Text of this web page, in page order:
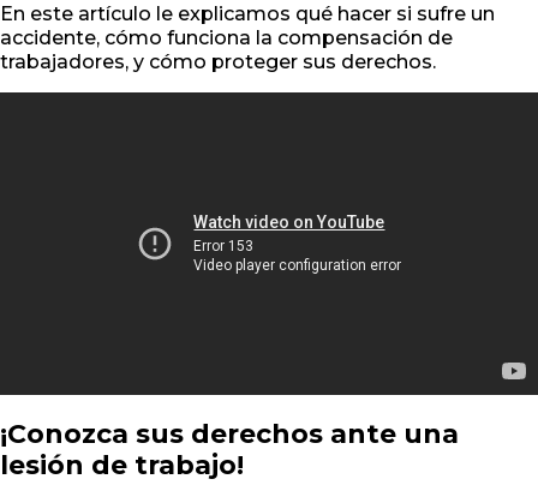
En este artículo le explicamos qué hacer si sufre un
accidente, cómo funciona la compensación de
trabajadores, y cómo proteger sus derechos.
¡Conozca sus derechos ante una
lesión de trabajo!